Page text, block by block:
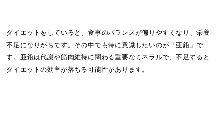
ダイエットをしていると、食事のバランスが偏りやすくなり、栄養
不足になりがちです。その中でも特に意識したいのが「亜鉛」で
す。亜鉛は代謝や筋肉維持に関わる重要なミネラルで、不足すると
ダイエットの効率が落ちる可能性があります。